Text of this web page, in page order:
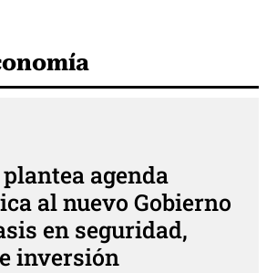
agenda
al nuevo Gobierno
en seguridad,
inversión